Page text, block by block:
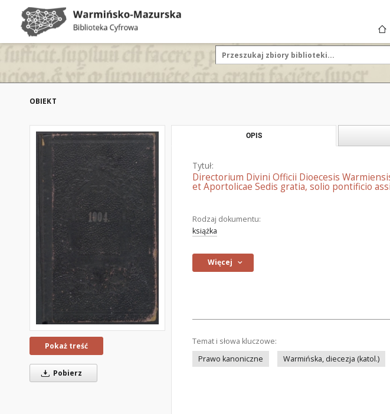
OBIEKT
Pokaż treść
Pobierz
OPIS
Tytuł:
Directorium Divini Officii Dioecesis
et Aportolicae Sedis gratia, solio pontificio
Rodzaj dokumentu:
książka
Więcej
Temat i słowa kluczowe:
Prawo kanoniczne
Warmińska, diecezja (katol.)